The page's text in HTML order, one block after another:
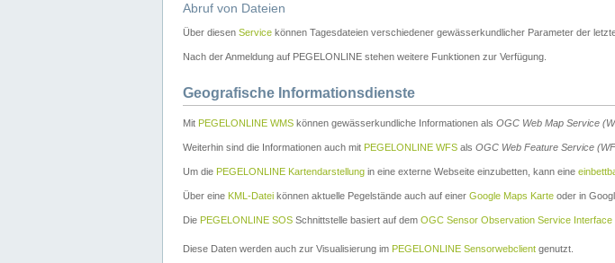
Abruf von Dateien
Über diesen Service können Tagesdateien verschiedener gewässerkundlicher Parameter der
Nach der Anmeldung auf PEGELONLINE stehen weitere Funktionen zur Verfügung.
Geografische Informationsdienste
Mit PEGELONLINE WMS können gewässerkundliche Informationen als OGC Web Map Service
Weiterhin sind die Informationen auch mit PEGELONLINE WFS als OGC Web Feature Service
Um die PEGELONLINE Kartendarstellung in eine externe Webseite einzubetten, kann eine
Über eine KML-Datei können aktuelle Pegelstände auch auf einer Google Maps Karte oder in
Die PEGELONLINE SOS Schnittstelle basiert auf dem OGC Sensor Observation Service Interface
Diese Daten werden auch zur Visualisierung im PEGELONLINE Sensorwebclient genutzt.